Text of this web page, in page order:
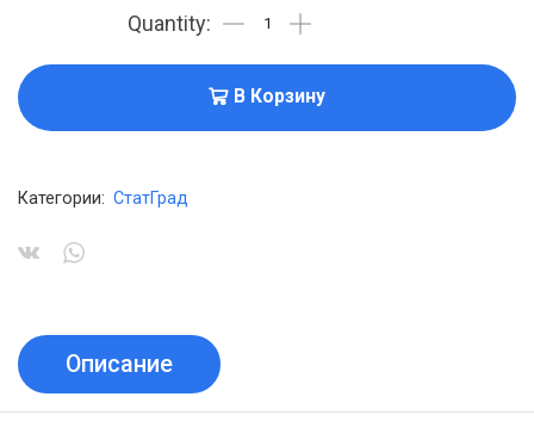
В Корзину
Категории: СтатГрад
Описание